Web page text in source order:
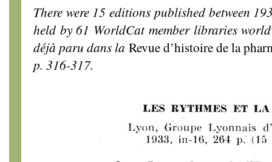
There were 15 editions published between
held by 61 WorldCat member libraries
déjà paru dans la Revue d’histoire de la
p. 316-317.